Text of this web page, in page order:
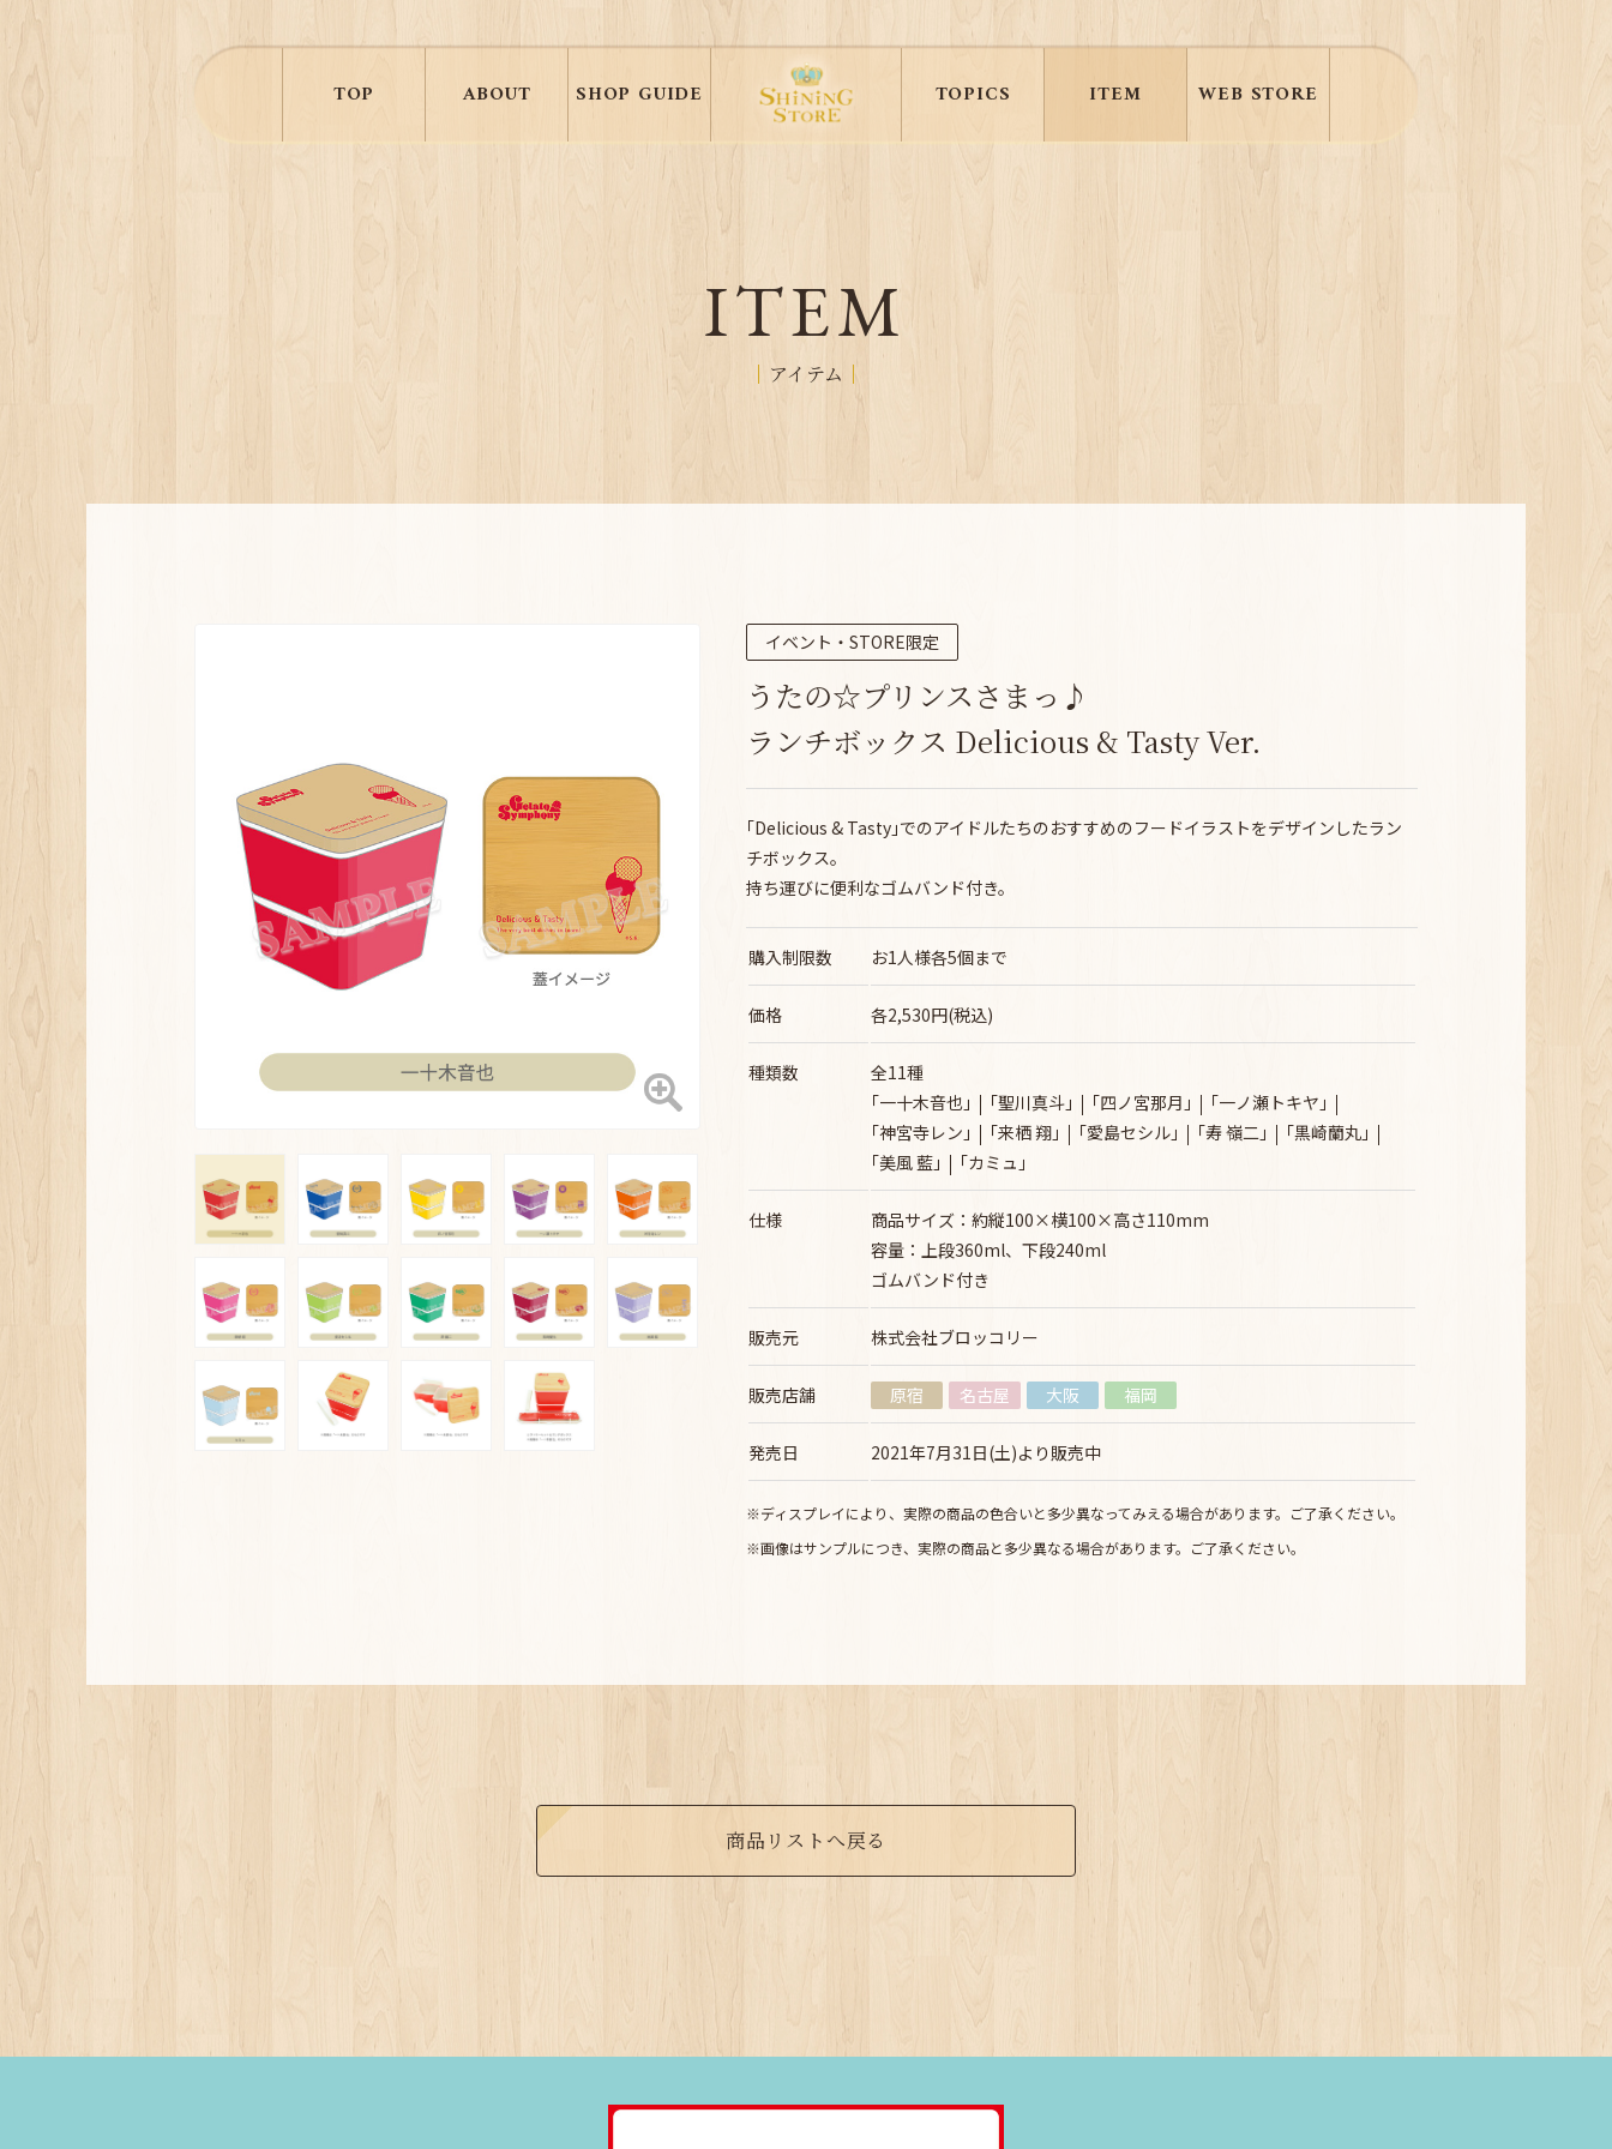
TOP ABOUT SHOP GUIDE TOPICS ITEM WEB STORE
ITEM
アイテム
イベント・STORE限定
うたの☆プリンスさまっ♪
ランチボックス Delicious & Tasty Ver.
｢Delicious & Tasty｣でのアイドルたちのおすすめのフードイラストをデザインしたラン
チボックス。
持ち運びに便利なゴムバンド付き。
購入制限数 お1人様各5個まで
価格 各2,530円(税込)
種類数
全11種
｢一十木音也｣
｢聖川真斗｣ ｢四ノ宮那月｣
｢一ノ瀬トキヤ｣
｢神宮寺レン｣
｢来栖 翔｣ ｢愛島セシル｣ ｢寿 嶺二｣
｢黒崎蘭丸｣
｢美風 藍｣
｢カミュ｣
仕様
商品サイズ：約縦100×横100×高さ110mm
容量：上段360ml、下段240ml
ゴムバンド付き
販売元 株式会社ブロッコリー
販売店舗 原宿 名古屋 大阪 福岡
発売日 2021年7月31日(土)より販売中
※ディスプレイにより、実際の商品の色合いと多少異なってみえる場合があります。ご了承ください。
※画像はサンプルにつき、実際の商品と多少異なる場合があります。ご了承ください。
商品リストへ戻る